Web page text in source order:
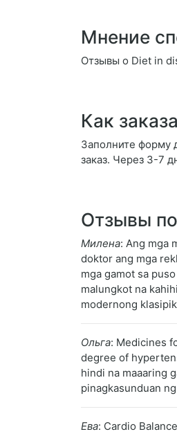
Мнение
Отзывы о Diet in
Как
Заполните форму
заказ. Через 3-7
Отзывы
Милена: Ang mga
doktor ang mga
mga gamot sa
malungkot na
modernong
Ольга: Medicines
degree of
hindi na maaaring
pinagkasunduan
Ева: Cardio